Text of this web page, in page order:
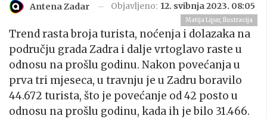
Antena Zadar Objavljeno: 12. svibnja 2023. 08:05
Matija Lipar, Ilustracija
Trend rasta broja turista, noćenja i dolazaka na
području grada Zadra i dalje vrtoglavo raste u
odnosu na prošlu godinu. Nakon povećanja u
prva tri mjeseca, u travnju je u Zadru boravilo
44.672 turista, što je povećanje od 42 posto u
odnosu na prošlu godinu, kada ih je bilo 31.466.